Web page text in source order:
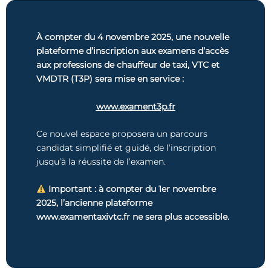
À compter du 4 novembre 2025, une nouvelle
plateforme d’inscription aux examens d’accès
aux professions de chauffeur de taxi, VTC et
VMDTR (T3P) sera mise en service :
www.exament3p.fr
Ce nouvel espace proposera un parcours
candidat simplifié et guidé, de l’inscription
jusqu’à la réussite de l’examen.
Important : à compter du 1er novembre
2025, l’ancienne plateforme
www.examentaxivtc.fr ne sera plus accessible.